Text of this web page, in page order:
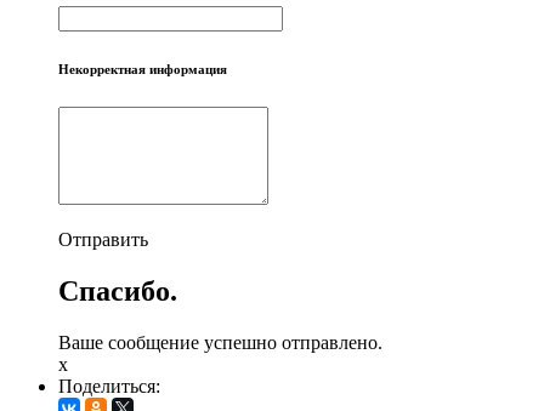
Некорректная информация
Отправить
Спасибо.
Ваше сообщение успешно отправлено.
x
Поделиться: